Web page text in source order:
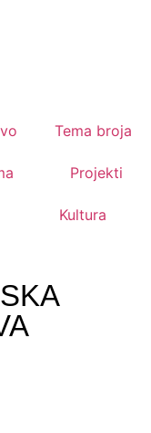
Tema broja
Projekti
Kultura